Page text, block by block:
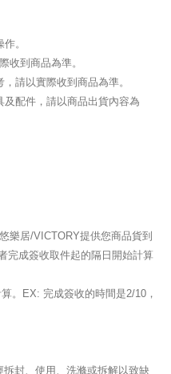
。
收到商品為準。
請以實際收到商品為準。
配件，請以商品出貨內容為
樂居/VICTORY提供您商品貨到
完成簽收取件起的隔日開始計算
。EX: 完成簽收的時間是2/10，
封、使用、洗滌或拆解以致缺